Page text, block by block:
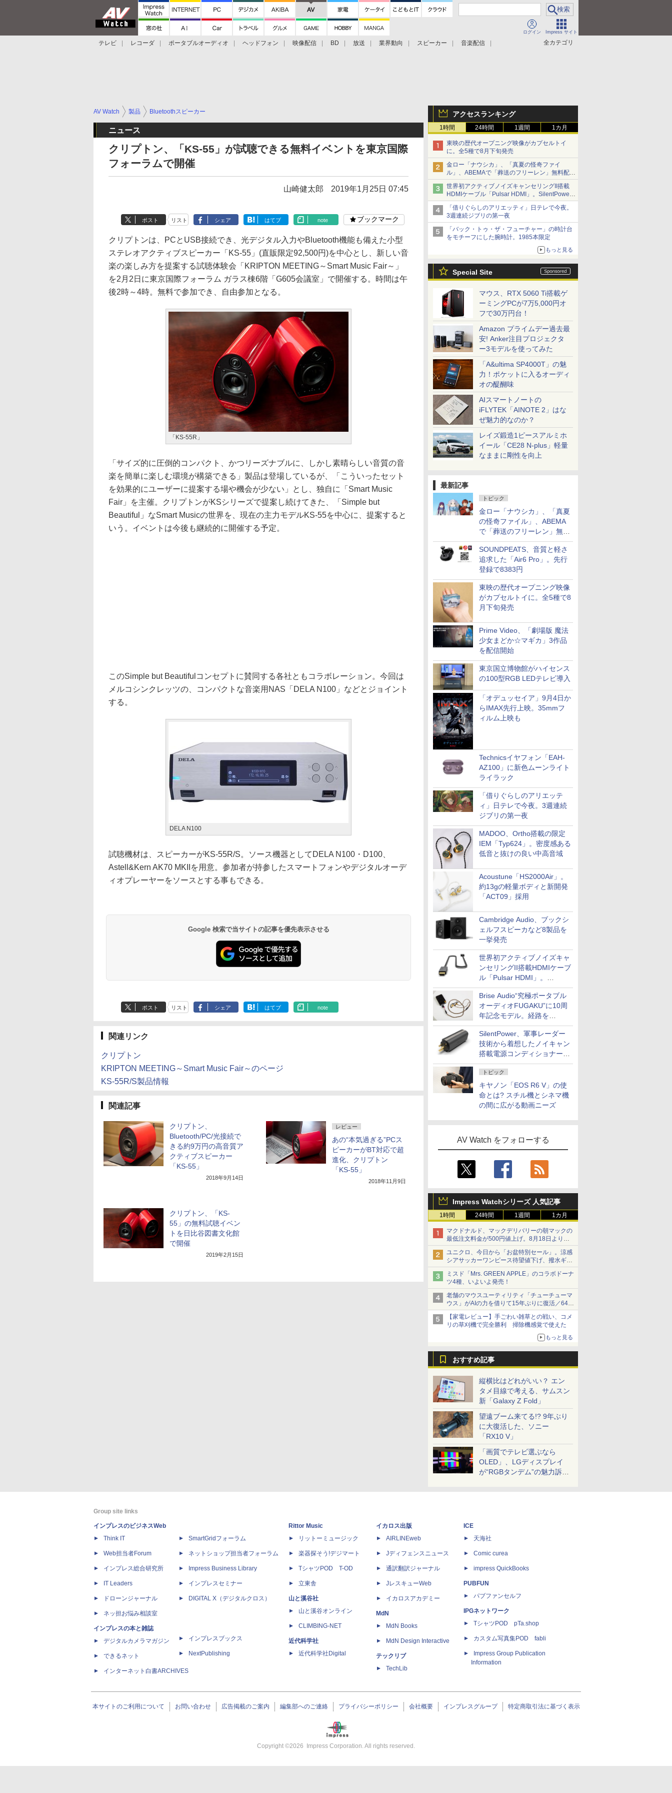
ログイン Impress サイト
全カテゴリ
テレビ レコーダ ポータブルオーディオ ヘッドフォン 映像配信 BD 放送 業界動向 スピーカー
音楽配信
アクセスランキング
1時間 24時間 1週間 1カ月
東映の歴代オープニング映像がカプセルトイ
に。全5種で8月下旬発売
金ロー「ナウシカ」、「真夏の怪奇ファイ
ル」、ABEMAで「葬送のフリーレン」無料配信
など。夏の特番・配信情報
世界初アクティブノイズキャンセリングII搭載
HDMIケーブル「Pulsar HDMI」。SilentPower
から
「借りぐらしのアリエッティ」日テレで今夜。
3週連続ジブリの第一夜
「バック・トゥ・ザ・フューチャー」の時計台
をモチーフにした腕時計。1985本限定
もっと見る
Special Site
マウス、RTX 5060 Ti搭載ゲ
ーミングPCが7万5,000円オ
フで30万円台！
Amazon プライムデー過去最
安! Anker注目プロジェクタ
ー3モデルを使ってみた
「A&ultima SP4000T」の魅
力！ポケットに入るオーディ
オの醍醐味
AIスマートノートの
iFLYTEK「AINOTE 2」はな
ぜ魅力的なのか？
レイズ鍛造1ピースアルミホ
イール「CE28 N-plus」軽量
なままに剛性を向上
最新記事
トピック
金ロー「ナウシカ」、「真夏
の怪奇ファイル」、ABEMA
で「葬送のフリーレン」無料
配信など。夏の特番・配信情
報
SOUNDPEATS、音質と軽さ
追求した「Air6 Pro」。先行
登録で8383円
東映の歴代オープニング映像
がカプセルトイに。全5種で8
月下旬発売
Prime Video、「劇場版 魔法
少女まどか☆マギカ」3作品
を配信開始
東京国立博物館がハイセンス
の100型RGB LEDテレビ導入
「オデュッセイア」9月4日か
らIMAX先行上映。35mmフ
ィルム上映も
Technicsイヤフォン「EAH-
AZ100」に新色ムーンライト
ライラック
「借りぐらしのアリエッテ
ィ」日テレで今夜。3週連続
ジブリの第一夜
MADOO、Ortho搭載の限定
IEM「Typ624」。密度感ある
低音と抜けの良い中高音域
Acoustune「HS2000Air」。
約13gの軽量ボディと新開発
「ACT09」採用
Cambridge Audio、ブックシ
ェルフスピーカなど8製品を
一挙発売
世界初アクティブノイズキャ
ンセリングII搭載HDMIケーブ
ル「Pulsar HDMI」。
SilentPowerから
Brise Audio“究極ポータブル
オーディオFUGAKU”に10周
年記念モデル。経路を
NISHIKIで統一。400万円
SilentPower、軍事レーダー
技術から着想したノイキャン
搭載電源コンディショナー
「AC iPurifier2」
トピック
キヤノン「EOS R6 V」の使
命とは? スチル機とシネマ機
の間に広がる動画ニーズ
AV Watch をフォローする
Impress Watchシリーズ 人気記事
1時間 24時間 1週間 1カ月
マクドナルド、マックデリバリーの朝マックの
最低注文料金が500円値上げ。8月18日より
1,500円から受付
ユニクロ、今日から「お盆特別セール」。涼感
シアサッカーワンピース待望値下げ、撥水ギア
ショーツは1990円に
ミスド「Mrs. GREEN APPLE」のコラボドーナ
ツ4種、いよいよ発売！
老舗のマウスユーティリティ「チューチューマ
ウス」がAIの力を借りて15年ぶりに復活／64bit
化、Windows 10/11、「Chrome」も走り回
る。復活記念で2026年末まで500円
【家電レビュー】手ごわい雑草との戦い、コメ
リの草刈機で完全勝利 掃除機感覚で使えた
もっと見る
おすすめ記事
縦横比はどれがいい？ エン
タメ目線で考える、サムスン
新「Galaxy Z Fold」
望遠ブーム来てる!? 9年ぶり
に大復活した、ソニー
「RX10 V」
「画質でテレビ選ぶなら
OLED」、LGディスプレイ
が“RGBタンデム”の魅力訴
AV Watch 製品 Bluetoothスピーカー
ニュース
クリプトン、「KS-55」が試聴できる無料イベントを東京国際
フォーラムで開催
山崎健太郎 2019年1月25日 07:45
ポスト リスト シェア はてブ note ブックマーク
クリプトンは、PCとUSB接続でき、光デジタル入力やBluetooth機能も備えた小型
ステレオアクティブスピーカー「KS-55」(直販限定92,500円)を中心とし、新しい音
楽の楽しみ方を提案する試聴体験会「KRIPTON MEETING～Smart Music Fair～」
を2月2日に東京国際フォーラム ガラス棟6階「G605会議室」で開催する。時間は午
後2時～4時。無料で参加でき、自由参加となる。
「KS-55R」
「サイズ的に圧倒的コンパクト、かつリーズナブルに、しかし素晴らしい音質の音
楽を簡単に楽しむ環境が構築できる」製品は登場しているが、「こういったセット
を効果的にユーザーに提案する場や機会が少ない」とし、独自に「Smart Music
Fair」を主催。クリプトンがKSシリーズで提案し続けてきた、「Simple but
Beautiful」なSmart Musicの世界を、現在の主力モデルKS-55を中心に、提案すると
いう。イベントは今後も継続的に開催する予定。
このSimple but Beautifulコンセプトに賛同する各社ともコラボレーション。今回は
メルコシンクレッツの、コンパクトな音楽用NAS「DELA N100」などとジョイント
する。
DELA N100
試聴機材は、スピーカーがKS-55R/S。ソース機器としてDELA N100・D100、
Astell&Kern AK70 MKIIを用意。参加者が持参したスマートフォンやデジタルオーデ
ィオプレーヤーをソースとする事もできる。
Google 検索で当サイトの記事を優先表示させる
ポスト リスト シェア はてブ note
関連リンク
クリプトン
KRIPTON MEETING～Smart Music Fair～のページ
KS-55R/S製品情報
関連記事
クリプトン、
Bluetooth/PC/光接続で
きる約9万円の高音質ア
クティブスピーカー
「KS-55」
2018年9月14日
レビュー
あの“本気過ぎる”PCス
ピーカーがBT対応で超
進化、クリプトン
「KS-55」
2018年11月9日
クリプトン、「KS-
55」の無料試聴イベン
トを日比谷図書文化館
で開催
2019年2月15日
Group site links
インプレスのビジネスWeb
Think IT
Web担当者Forum
インプレス総合研究所
IT Leaders
ドローンジャーナル
ネッ担お悩み相談室
インプレスの本と雑誌
デジタルカメラマガジン
できるネット
インターネット白書ARCHIVES
SmartGridフォーラム
ネットショップ担当者フォーラム
Impress Business Library
インプレスセミナー
DIGITAL X（デジタルクロス）
インプレスブックス
NextPublishing
Rittor Music
リットーミュージック
楽器探そう!デジマート
TシャツPOD T-OD
立東舎
山と溪谷社
山と溪谷オンライン
CLIMBING-NET
近代科学社
近代科学社Digital
イカロス出版
AIRLINEweb
Jディフェンスニュース
通訳翻訳ジャーナル
JレスキューWeb
イカロスアカデミー
MdN
MdN Books
MdN Design Interactive
テックリブ
TechLib
ICE
天海社
Comic curea
impress QuickBooks
PUBFUN
パブファンセルフ
IPGネットワーク
TシャツPOD pTa.shop
カスタム写真集POD fabli
Impress Group Publication
Information
本サイトのご利用について お問い合わせ 広告掲載のご案内 編集部へのご連絡 プライバシーポリシー 会社概要 インプレスグループ 特定商取引法に基づく表示
Copyright ©2026 Impress Corporation. All rights reserved.